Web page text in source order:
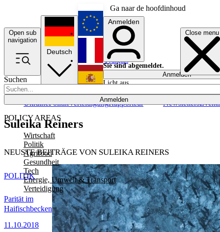
Ga naar de hoofdinhoud
Open sub
navigation
Close menu
Suchen
Anmelden
POLICY AREAS
Wirtschaft
Politik
Agrifood
Gesundheit
Tech
Energie, Umwelt & Transport
Verteidigung
UkrainePolitikVerteidigungRapporteur NewslettersEvents
Deutsch
English
Français
Anmelden
Sie sind abgemeldet.
Anmelden
Licht aus
Suleika Reiners
NEUSTE BEITRÄGE VON SULEIKA REINERS
Parität im
Haifischbecken
11.10.2018
POLITIK